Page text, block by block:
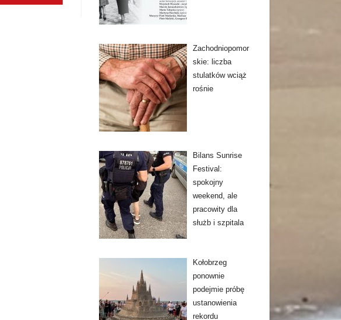
Zachodniopomor
skie: liczba
stulatków wciąż
rośnie
Bilans Sunrise
Festival:
spokojny
weekend, ale
pracowity dla
służb i szpitala
Kołobrzeg
ponownie
podejmie próbę
ustanowienia
rekordu